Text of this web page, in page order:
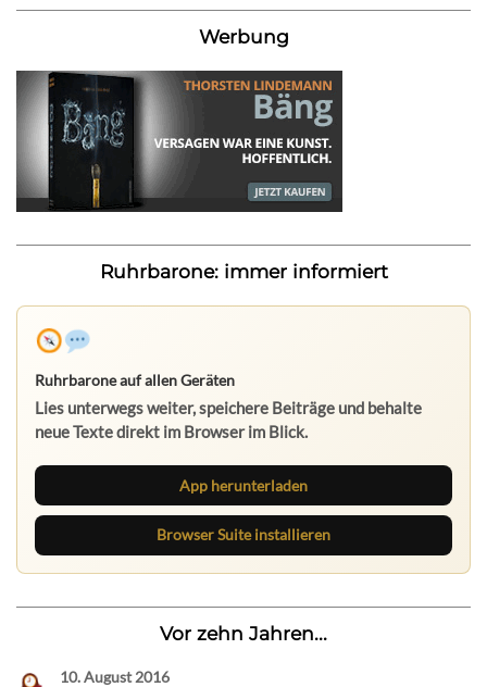
Werbung
Ruhrbarone: immer informiert
Ruhrbarone auf allen Geräten
Lies unterwegs weiter, speichere Beiträge und behalte
neue Texte direkt im Browser im Blick.
App herunterladen
Browser Suite installieren
Vor zehn Jahren...
10. August 2016